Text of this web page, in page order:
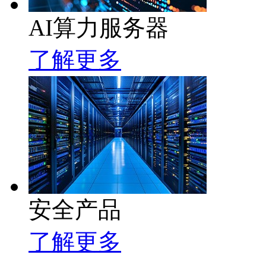
AI算力服务器
了解更多
安全产品
了解更多